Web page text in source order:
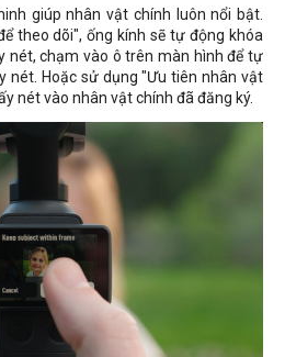
giúp nhân vật chính luôn nổi bật.
theo dõi", ống kính sẽ tự động khóa
nét, chạm vào ô trên màn hình để tự
nét. Hoặc sử dụng "Ưu tiên nhân vật
nét vào nhân vật chính đã đăng ký.